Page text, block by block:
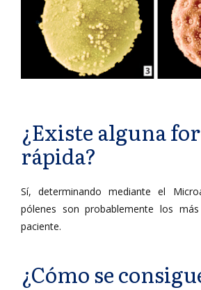
¿Existe alguna
rápida?
Sí, determinando mediante el
pólenes son probablemente los
paciente.
¿Cómo se